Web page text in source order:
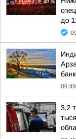
до
09:49
3,2